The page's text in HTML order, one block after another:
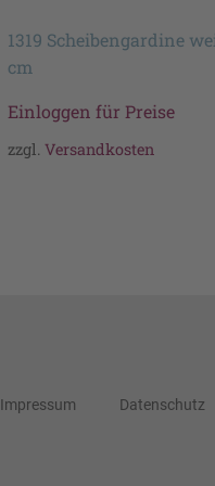
1319 Scheibengardine
cm
Einloggen für Preise
zzgl. Versandkosten
Impressum Datenschutz